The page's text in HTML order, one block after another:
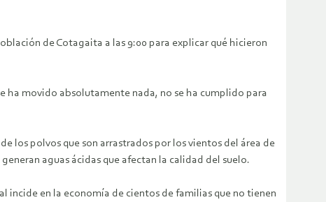
de Cotagaita a las 9:00 para explicar qué hicieron
ha movido absolutamente nada, no se ha cumplido para
los polvos que son arrastrados por los vientos del área de
aguas ácidas que afectan la calidad del suelo.
incide en la economía de cientos de familias que no tienen